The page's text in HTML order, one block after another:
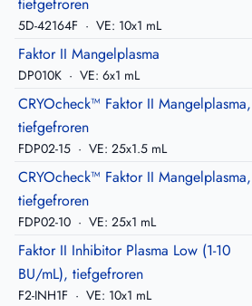
tiefgefroren
5D-42164F · VE: 10x1 mL
Faktor II Mangelplasma
DP010K · VE: 6x1 mL
CRYOcheck™ Faktor II Mangelplasma,
tiefgefroren
FDP02-15 · VE: 25x1.5 mL
CRYOcheck™ Faktor II Mangelplasma,
tiefgefroren
FDP02-10 · VE: 25x1 mL
Faktor II Inhibitor Plasma Low (1-10
BU/mL), tiefgefroren
F2-INH1F · VE: 10x1 mL